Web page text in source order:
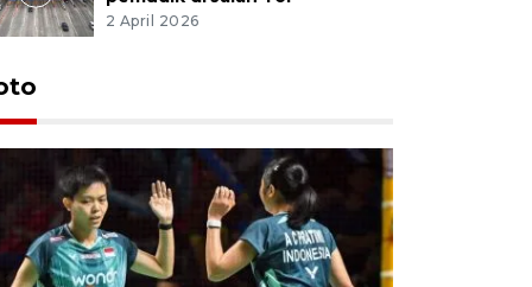
2 April 2026